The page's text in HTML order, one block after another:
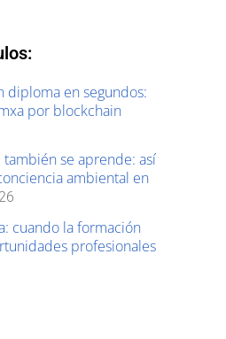
diploma en segundos:
por blockchain
se aprende: así
ambiental en
cuando la formación
profesionales